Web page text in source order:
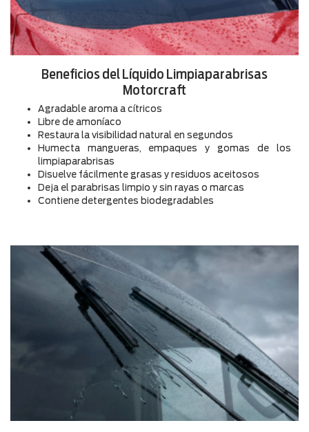
Beneficios del Líquido Limpiaparabrisas
Motorcraft
Agradable aroma a cítricos
Libre de amoníaco
Restaura la visibilidad natural en segundos
Humecta mangueras, empaques y gomas de los
limpiaparabrisas
Disuelve fácilmente grasas y residuos aceitosos
Deja el parabrisas limpio y sin rayas o marcas
Contiene detergentes biodegradables